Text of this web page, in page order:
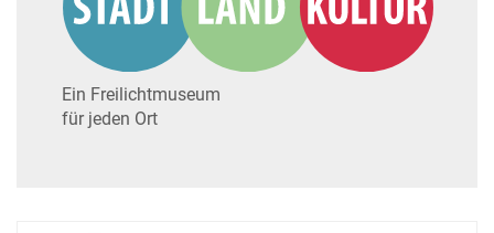
Ein Freilichtmuseum
für jeden Ort